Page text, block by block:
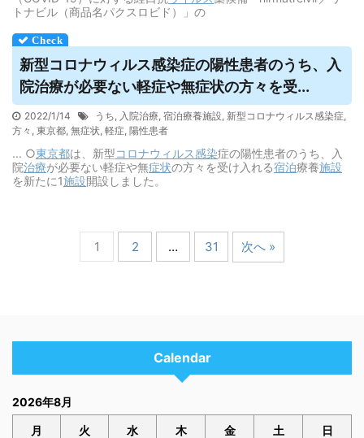
トナビル（商品名パクスロビド）」の
新型コロナウィルス感染症の陽性患者のうち、入
院治療が必要ない軽症や無症状の方々を受...
2022/1/14 うち, 入院治療, 宿泊療養施設, 新型コロナウィルス感染症,
方々 , 東京都, 無症状, 軽症, 陽性患者
... ○東京都は、新型コロナウィルス感染症の陽性患者のうち、入
院治療が必要ない軽症や無症状の方々を受け入れる宿泊療養施設
を新たに1施設開設しました。
1 2 … 31 次へ »
Calendar
2026年8月
月 火 水 木 金 土 日